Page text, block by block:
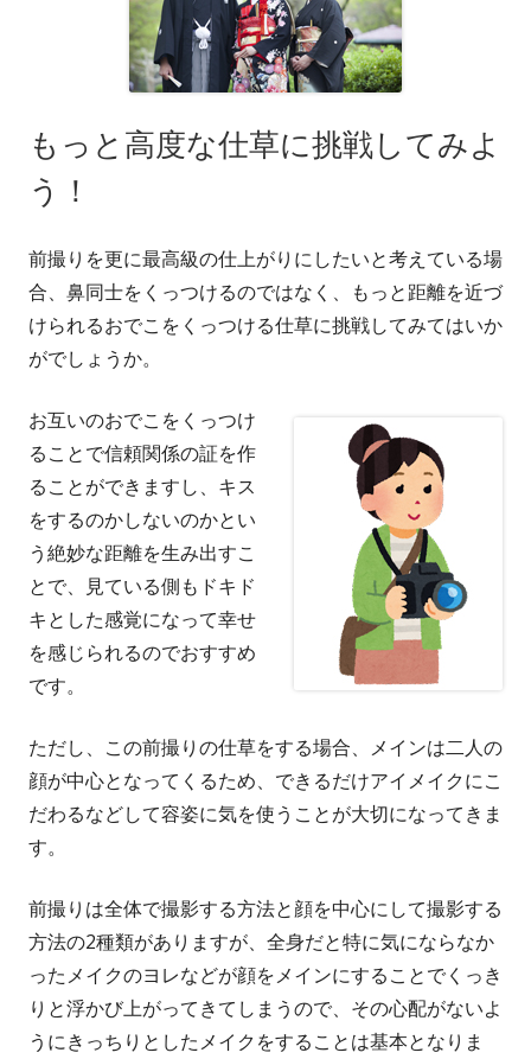
もっと高度な仕草に挑戦してみよ
う！
前撮りを更に最高級の仕上がりにしたいと考えている場
合、鼻同士をくっつけるのではなく、もっと距離を近づ
けられるおでこをくっつける仕草に挑戦してみてはいか
がでしょうか。
お互いのおでこをくっつけ
ることで信頼関係の証を作
ることができますし、キス
をするのかしないのかとい
う絶妙な距離を生み出すこ
とで、見ている側もドキド
キとした感覚になって幸せ
を感じられるのでおすすめ
です。
ただし、この前撮りの仕草をする場合、メインは二人の
顔が中心となってくるため、できるだけアイメイクにこ
だわるなどして容姿に気を使うことが大切になってきま
す。
前撮りは全体で撮影する方法と顔を中心にして撮影する
方法の2種類がありますが、全身だと特に気にならなか
ったメイクのヨレなどが顔をメインにすることでくっき
りと浮かび上がってきてしまうので、その心配がないよ
うにきっちりとしたメイクをすることは基本となりま